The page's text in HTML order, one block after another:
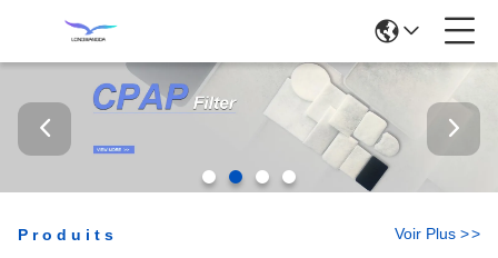
Produits Voir Plus >>